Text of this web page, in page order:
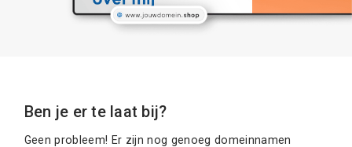
Ben je er te laat bij?
Geen probleem! Er zijn nog genoeg domeinnamen